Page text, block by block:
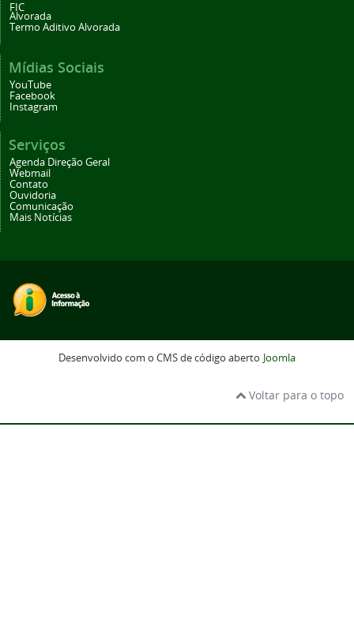
FIC
Alvorada
Termo Aditivo Alvorada
Mídias Sociais
YouTube
Facebook
Instagram
Serviços
Agenda Direção Geral
Webmail
Contato
Ouvidoria
Comunicação
Mais Notícias
Desenvolvido com o CMS de código aberto Joomla
Voltar para o topo